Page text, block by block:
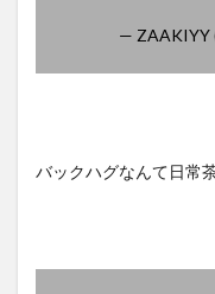
— ZAAKIYY
バックハグなんて日常